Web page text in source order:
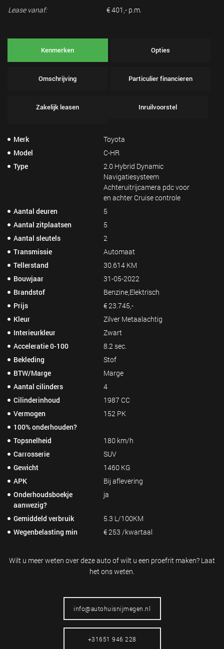
Lease vanaf: € 401,- p.m.
Kenmerken Opties
Omschrijving Particulier financieren
Zakelijk leasen Inruilvoorstel
Merk
Toyota
Model
C-HR
Type
2.0 Hybrid Dynamic
Navigatiesysteem
Achteruitrijcamera pdc voor
en achter Cruise controle
Aantal deuren
5
Aantal zitplaatsen
5
Aantal sleutels
2
Transmissie
Automaat
Tellerstand
30.614 KM
Bouwjaar
31-05-2022
Brandstof
Benzine,Elektrisch
Prijs
€ 23.745,-
Kleur
Zilver Metaalachtig
Interieurkleur
Zwart
Acceleratie 0-100
8.2 sec.
Bekleding
Stof
BTW/Marge
Marge
Aantal cilinders
4
Cilinderinhoud
1987 CC
Vermogen
152 PK
100% onderhouden?
Topsnelheid
180 km/h
Carrosserie
SUV
Gewicht
1460 KG
APK
Bij aflevering
Onderhoudsboekje
aanwezig?
ja
Gemiddeld verbruik
5.3 L/100KM
Wegenbelasting min
€ 253 /kwartaal
Wilt u meer weten over deze auto of wilt u een proefrit maken? Laat
het ons weten.
info@autohuisnijmegen.nl
+31651 946 228